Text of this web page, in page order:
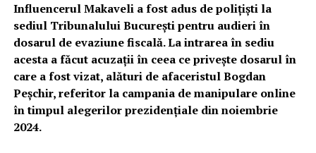
Influencerul Makaveli a fost adus de polițiști la
sediul Tribunalului București pentru audieri în
dosarul de evaziune fiscală. La intrarea în sediu
acesta a făcut acuzații în ceea ce privește dosarul în
care a fost vizat, alături de afaceristul Bogdan
Peșchir, referitor la campania de manipulare online
în timpul alegerilor prezidențiale din noiembrie
2024.